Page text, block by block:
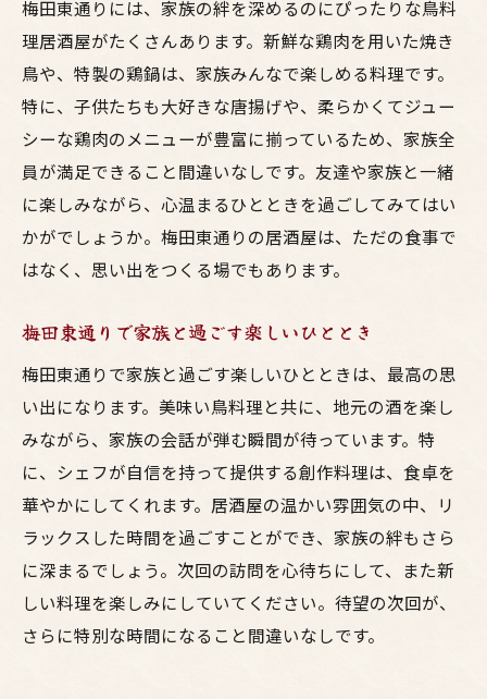
梅田東通りには、家族の絆を深めるのにぴったりな鳥料
理居酒屋がたくさんあります。新鮮な鶏肉を用いた焼き
鳥や、特製の鶏鍋は、家族みんなで楽しめる料理です。
特に、子供たちも大好きな唐揚げや、柔らかくてジュー
シーな鶏肉のメニューが豊富に揃っているため、家族全
員が満足できること間違いなしです。友達や家族と一緒
に楽しみながら、心温まるひとときを過ごしてみてはい
かがでしょうか。梅田東通りの居酒屋は、ただの食事で
はなく、思い出をつくる場でもあります。
梅田東通りで家族と過ごす楽しいひととき
梅田東通りで家族と過ごす楽しいひとときは、最高の思
い出になります。美味い鳥料理と共に、地元の酒を楽し
みながら、家族の会話が弾む瞬間が待っています。特
に、シェフが自信を持って提供する創作料理は、食卓を
華やかにしてくれます。居酒屋の温かい雰囲気の中、リ
ラックスした時間を過ごすことができ、家族の絆もさら
に深まるでしょう。次回の訪問を心待ちにして、また新
しい料理を楽しみにしていてください。待望の次回が、
さらに特別な時間になること間違いなしです。